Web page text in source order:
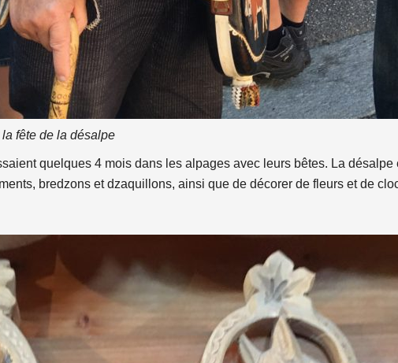
fête de la désalpe
quelques 4 mois dans les alpages avec leurs bêtes. La désalpe
bredzons et dzaquillons, ainsi que de décorer de fleurs et de